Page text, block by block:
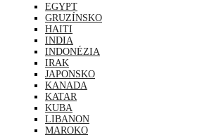
EGYPT
GRUZÍNSKO
HAITI
INDIA
INDONÉZIA
IRAK
JAPONSKO
KANADA
KATAR
KUBA
LIBANON
MAROKO